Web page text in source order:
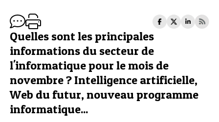
Quelles sont les principales
informations du secteur de
l'informatique pour le mois de
novembre ? Intelligence artificielle,
Web du futur, nouveau programme
informatique...